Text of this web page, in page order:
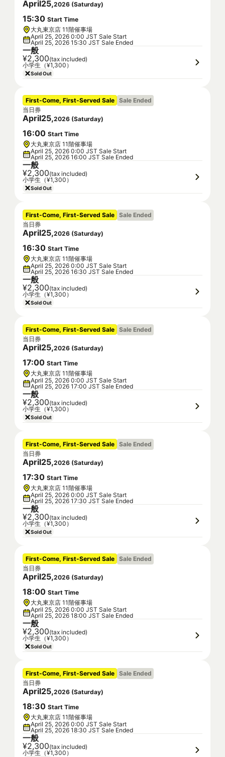
April25,2026 (Saturday)
15:30 Start Time
大丸東京店 11階催事場
April 25, 2026 0:00 JST Sale Start
April 25, 2026 15:30 JST Sale Ended
一般
¥2,300(tax included)
小学生（¥1,300）
Sold Out
First-Come, First-Served Sale Sale Ended
当日券
April25,2026 (Saturday)
16:00 Start Time
大丸東京店 11階催事場
April 25, 2026 0:00 JST Sale Start
April 25, 2026 16:00 JST Sale Ended
一般
¥2,300(tax included)
小学生（¥1,300）
Sold Out
First-Come, First-Served Sale Sale Ended
当日券
April25,2026 (Saturday)
16:30 Start Time
大丸東京店 11階催事場
April 25, 2026 0:00 JST Sale Start
April 25, 2026 16:30 JST Sale Ended
一般
¥2,300(tax included)
小学生（¥1,300）
Sold Out
First-Come, First-Served Sale Sale Ended
当日券
April25,2026 (Saturday)
17:00 Start Time
大丸東京店 11階催事場
April 25, 2026 0:00 JST Sale Start
April 25, 2026 17:00 JST Sale Ended
一般
¥2,300(tax included)
小学生（¥1,300）
Sold Out
First-Come, First-Served Sale Sale Ended
当日券
April25,2026 (Saturday)
17:30 Start Time
大丸東京店 11階催事場
April 25, 2026 0:00 JST Sale Start
April 25, 2026 17:30 JST Sale Ended
一般
¥2,300(tax included)
小学生（¥1,300）
Sold Out
First-Come, First-Served Sale Sale Ended
当日券
April25,2026 (Saturday)
18:00 Start Time
大丸東京店 11階催事場
April 25, 2026 0:00 JST Sale Start
April 25, 2026 18:00 JST Sale Ended
一般
¥2,300(tax included)
小学生（¥1,300）
Sold Out
First-Come, First-Served Sale Sale Ended
当日券
April25,2026 (Saturday)
18:30 Start Time
大丸東京店 11階催事場
April 25, 2026 0:00 JST Sale Start
April 25, 2026 18:30 JST Sale Ended
一般
¥2,300(tax included)
小学生（¥1,300）